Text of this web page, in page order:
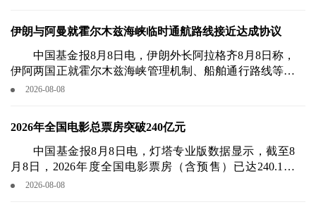
瓶，普通消费者也可到店购买。
伊朗与阿曼就霍尔木兹海峡临时通航路线接近达成协议
中国基金报8月8日电，伊朗外长阿拉格齐8月8日称，
伊阿两国正就霍尔木兹海峡管理机制、船舶通行路线等展
开谈判，已非常接近达成协议。
2026-08-08
2026年全国电影总票房突破240亿元
中国基金报8月8日电，灯塔专业版数据显示，截至8
月8日，2026年度全国电影票房（含预售）已达240.1亿
元。2026-08-08